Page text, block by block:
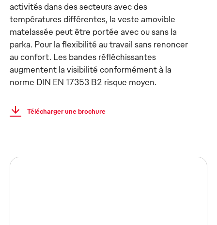
activités dans des secteurs avec des
températures différentes, la veste amovible
matelassée peut être portée avec ou sans la
parka. Pour la flexibilité au travail sans renoncer
au confort. Les bandes réfléchissantes
augmentent la visibilité conformément à la
norme DIN EN 17353 B2 risque moyen.
Télécharger une brochure